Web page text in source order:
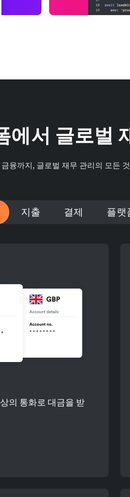
에서 글로벌
융까지, 글로벌 재무 관리의 모든
지출 결제 플랫
의 통화로 대금을 받